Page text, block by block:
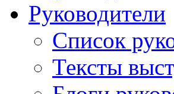
Руководители
Список
Тексты